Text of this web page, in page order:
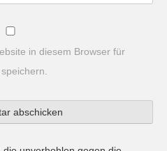
in diesem Browser für